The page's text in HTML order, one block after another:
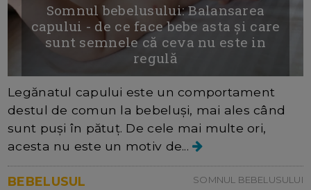
Somnul bebelusului: Balansarea
capului - de ce face bebe asta și care
sunt semnele că ceva nu este in
regulă
Legănatul capului este un comportament
destul de comun la bebeluși, mai ales când
sunt puși în pătuț. De cele mai multe ori,
acesta nu este un motiv de...
BEBELUSUL SOMNUL BEBELUSULUI